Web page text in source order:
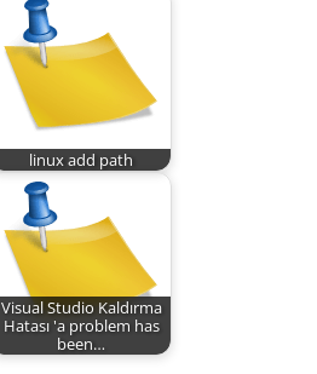
linux add path
Visual Studio Kaldırma
Hatası 'a problem has
been…